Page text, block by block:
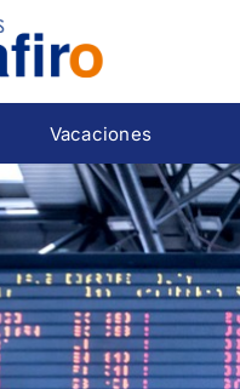
Vacaciones